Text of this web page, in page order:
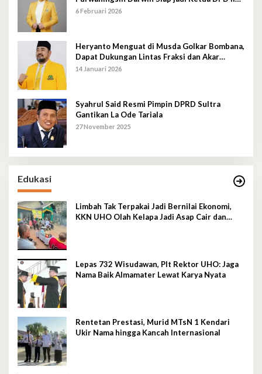
Golkar Mubar
6 Februari 2026
Heryanto Menguat di Musda Golkar Bombana,
Dapat Dukungan Lintas Fraksi dan Akar
Rumput
14 Januari 2026
Syahrul Said Resmi Pimpin DPRD Sultra
Gantikan La Ode Tariala
27 November 2025
Edukasi
Limbah Tak Terpakai Jadi Bernilai Ekonomi,
KKN UHO Olah Kelapa Jadi Asap Cair dan
Lepas 732 Wisudawan, Plt Rektor UHO: Jaga
Nama Baik Almamater Lewat Karya Nyata
Rentetan Prestasi, Murid MTsN 1 Kendari
Ukir Nama hingga Kancah Internasional